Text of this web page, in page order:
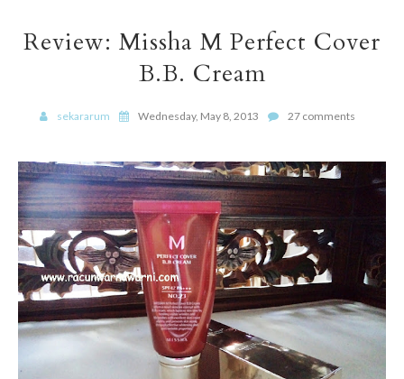
Review: Missha M Perfect Cover
B.B. Cream
sekararum Wednesday, May 8, 2013 27 comments